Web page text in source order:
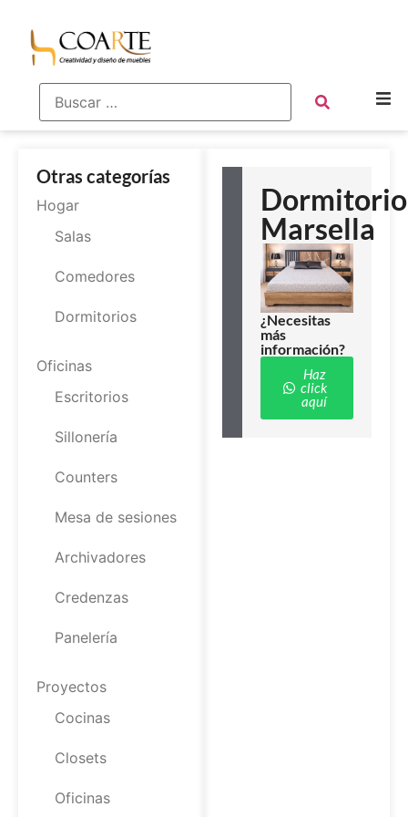
Otras categorías
Hogar
Salas
Comedores
Dormitorios
Oficinas
Escritorios
Sillonería
Counters
Mesa de sesiones
Archivadores
Credenzas
Panelería
Proyectos
Cocinas
Closets
Oficinas
Dormitorio
Marsella
¿Necesitas
más
información?
Haz
click
aquí